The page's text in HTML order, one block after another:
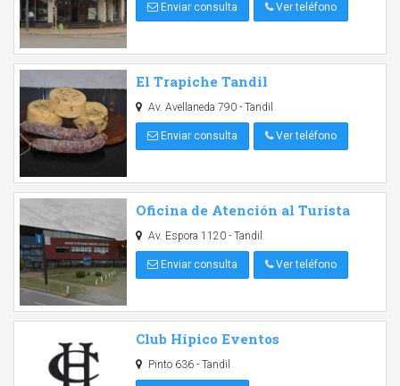
Enviar consulta Ver teléfono
El Trapiche Tandil
Av. Avellaneda 790 - Tandil
Enviar consulta Ver teléfono
Oficina de Atención al Turista
Av. Espora 1120 - Tandil
Enviar consulta Ver teléfono
Club Hípico Eventos
Pinto 636 - Tandil